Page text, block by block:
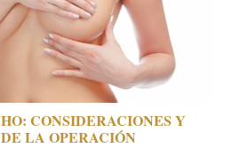
CONSIDERACIONES Y
LA OPERACIÓN